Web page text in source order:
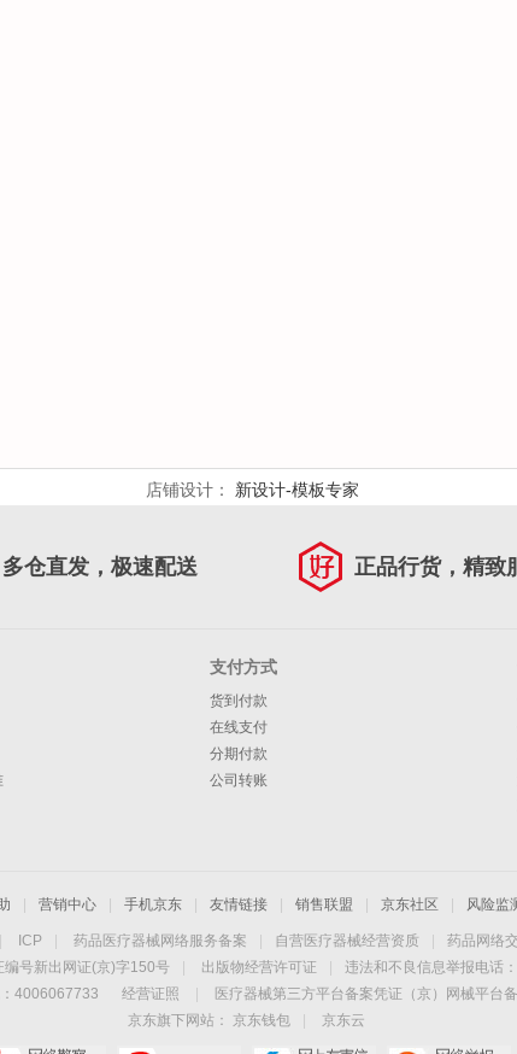
店铺设计： 新设计-模板专家
多仓直发，极速配送 正品行货，精致
支付方式
货到付款
在线支付
分期付款
公司转账
营销中心 手机京东 友情链接 销售联盟 京东社区 风险监
ICP 药品医疗器械网络服务备案 自营医疗器械经营资质 药品网络
编号新出网证(京)字150号
出版物经营许可证
违法和不良信息举报电话
4006067733 经营证照 医疗器械第三方平台备案凭证（京）网械平台
京东旗下网站：
京东钱包
京东云